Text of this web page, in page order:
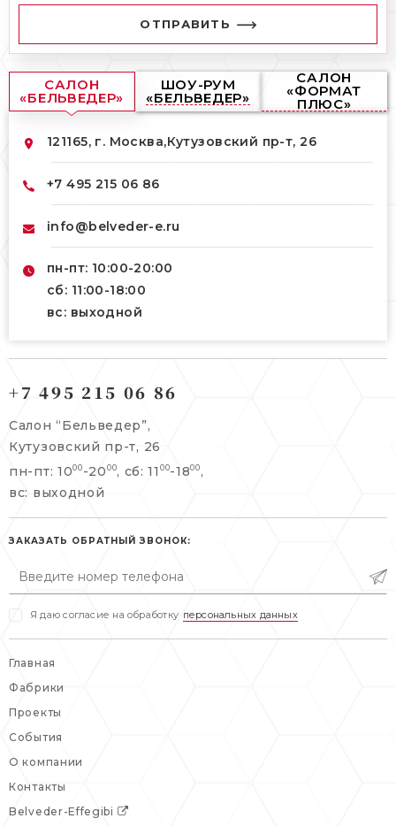
ОТПРАВИТЬ
САЛОН
«БЕЛЬВЕДЕР»
ШОУ-РУМ
«БЕЛЬВЕДЕР»
САЛОН
«ФОРМАТ
ПЛЮС»
121165, г. Москва,Кутузовский пр-т, 26
+7 495 215 06 86
info@belveder-e.ru
пн-пт: 10:00-20:00
сб: 11:00-18:00
вс: выходной
info@belveder-e.ru
пн-пт: 10:00-20:00
сб, вс: выходной
Берсеневский переулок, 3/10с7
+7 495 477 45 43
info@belveder-e.ru
пн-пт: 10:00-19:00
сб: выходной
+7 495 215 06 86
Салон “Бельведер”,
Кутузовский пр-т, 26
пн-пт: 1000 -20 00, сб: 11 00-1800 ,
вс: выходной
ЗАКАЗАТЬ ОБРАТНЫЙ ЗВОНОК:
Я даю согласие на обработку персональных данных
Главная
Фабрики
Проекты
События
О компании
Контакты
Belveder-Effegibi